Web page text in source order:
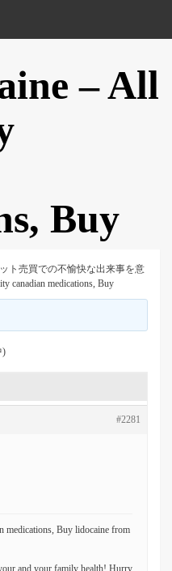
– All
Buy
ト売買での不愉快な出来事を意
canadian medications, Buy
)
#2281
medications, Buy lidocaine from
and your family health! Hurry